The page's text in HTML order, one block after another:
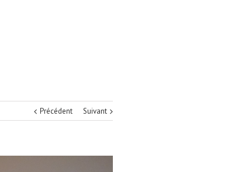
Précédent Suivant